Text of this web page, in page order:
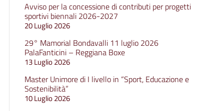
Avviso per la concessione di contributi per progetti
sportivi biennali 2026-2027
20 Luglio 2026
29° Mamorial Bondavalli 11 luglio 2026
PalaFanticini – Reggiana Boxe
13 Luglio 2026
Master Unimore di I livello in “Sport, Educazione e
Sostenibilità”
10 Luglio 2026